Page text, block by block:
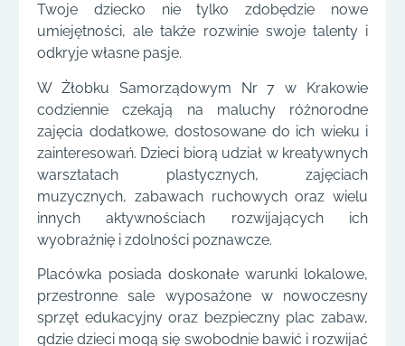
Twoje dziecko nie tylko zdobędzie nowe
umiejętności, ale także rozwinie swoje talenty i
odkryje własne pasje.
W Żłobku Samorządowym Nr 7 w Krakowie
codziennie czekają na maluchy różnorodne
zajęcia dodatkowe, dostosowane do ich wieku i
zainteresowań. Dzieci biorą udział w kreatywnych
warsztatach plastycznych, zajęciach
muzycznych, zabawach ruchowych oraz wielu
innych aktywnościach rozwijających ich
wyobraźnię i zdolności poznawcze.
Placówka posiada doskonałe warunki lokalowe,
przestronne sale wyposażone w nowoczesny
sprzęt edukacyjny oraz bezpieczny plac zabaw,
gdzie dzieci mogą się swobodnie bawić i rozwijać